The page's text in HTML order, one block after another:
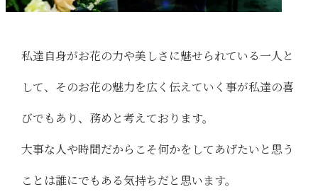
私達自身がお花の力や美しさに魅せられている一人と
して、そのお花の魅力を広く伝えていく事が私達の喜
びでもあり、務めと考えております。
大事な人や時間だからこそ何かをしてあげたいと思う
ことは誰にでもある気持ちだと思います。